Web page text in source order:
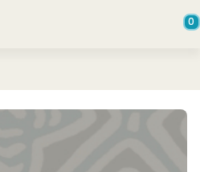
0